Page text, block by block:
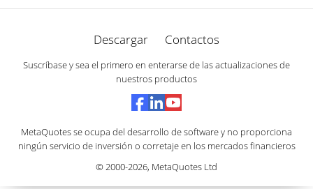
Descargar Contactos
Suscríbase y sea el primero en enterarse de las actualizaciones de
nuestros productos
MetaQuotes se ocupa del desarrollo de software y no proporciona
ningún servicio de inversión o corretaje en los mercados financieros
© 2000-2026, MetaQuotes Ltd